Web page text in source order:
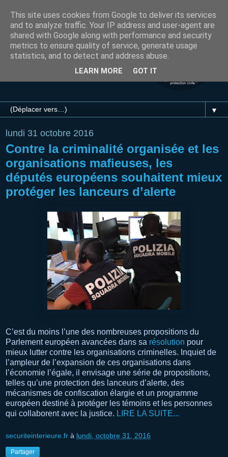
▼
lundi 31 octobre 2016
Contre la criminalité organisée et les
organisations mafieuses, les
députés européens souhaitent mieux
protéger les lanceurs d’alerte
C’est du moins l’une des nombreuses propositions du
Parlement européen avancées dans sa résolution pour
mieux lutter contre les organisations criminelles. Inquiet de
l’ampleur de l’expansion de ces organisations dans
l’économie l’égale, il envisage une série de propositions,
telles qu’une protection des lanceurs d’alerte, des
mécanismes de confiscation élargie et un programme
européen destiné à protéger les témoins et les personnes
qui collaborent avec la justice. LIRE LA SUITE...
securiteinterieure.fr à lundi, octobre 31, 2016
Partager
This site uses cookies from Google to deliver its services
and to analyze traffic. Your IP address and user-agent are
shared with Google along with performance and security
metrics to ensure quality of service, generate usage
statistics, and to detect and address abuse.
LEARN MORE GOT IT